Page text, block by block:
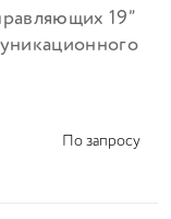
19”
По запросу